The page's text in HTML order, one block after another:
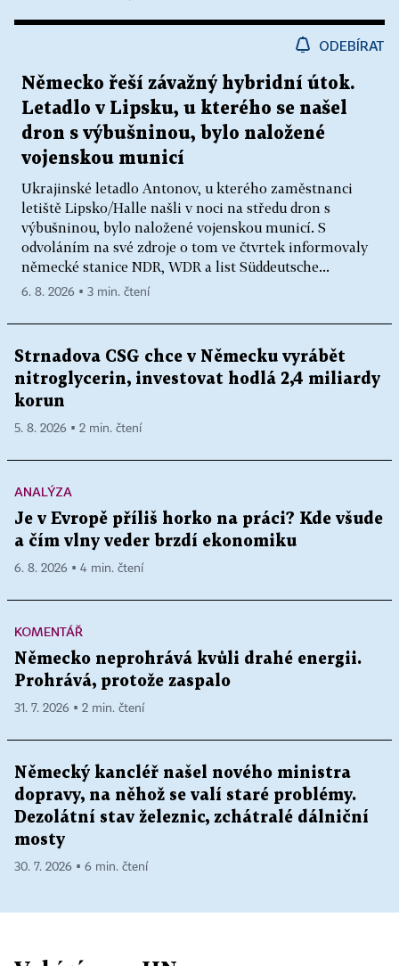
ODEBÍRAT
Německo řeší závažný hybridní útok.
Letadlo v Lipsku, u kterého se našel
dron s výbušninou, bylo naložené
vojenskou municí
Ukrajinské letadlo Antonov, u kterého zaměstnanci
letiště Lipsko/Halle našli v noci na středu dron s
výbušninou, bylo naložené vojenskou municí. S
odvoláním na své zdroje o tom ve čtvrtek informovaly
německé stanice NDR, WDR a list Süddeutsche...
6. 8. 2026 ▪ 3 min. čtení
Strnadova CSG chce v Německu vyrábět
nitroglycerin, investovat hodlá 2,4 miliardy
korun
5. 8. 2026 ▪ 2 min. čtení
ANALÝZA
Je v Evropě příliš horko na práci? Kde všude
a čím vlny veder brzdí ekonomiku
6. 8. 2026 ▪ 4 min. čtení
KOMENTÁŘ
Německo neprohrává kvůli drahé energii.
Prohrává, protože zaspalo
31. 7. 2026 ▪ 2 min. čtení
Německý kancléř našel nového ministra
dopravy, na něhož se valí staré problémy.
Dezolátní stav železnic, zchátralé dálniční
mosty
30. 7. 2026 ▪ 6 min. čtení